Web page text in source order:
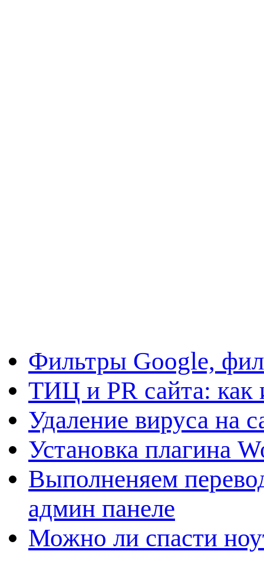
Фильтры Google,
ТИЦ и PR сайта: как
Удаление вируса на
Установка плагина
Выполненяем
админ панеле
Можно ли спасти